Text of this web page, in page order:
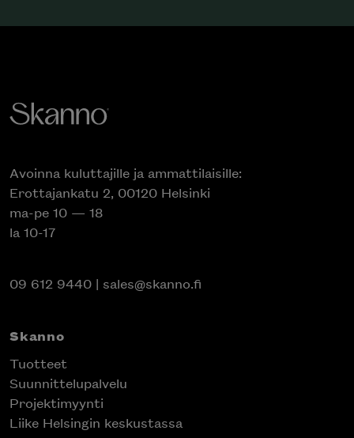
Avoinna kuluttajille ja ammattilaisille:
Erottajankatu 2, 00120 Helsinki
ma-pe 10 — 18
la 10-17
09 612 9440 | sales@skanno.fi
Skanno
Tuotteet
Suunnittelupalvelu
Projektimyynti
Liike Helsingin keskustassa